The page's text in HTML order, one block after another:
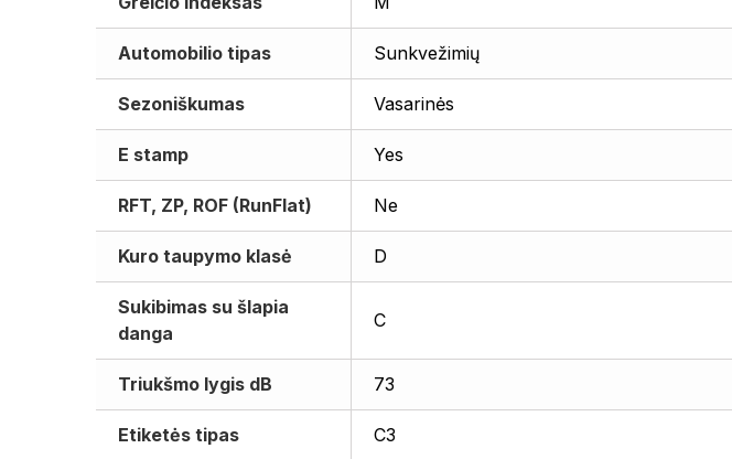
Automobilio tipas Sunkvežimių
Sezoniškumas Vasarinės
E stamp Yes
RFT, ZP, ROF (RunFlat) Ne
Kuro taupymo klasė D
Sukibimas su šlapia
danga
C
Triukšmo lygis dB 73
Etiketės tipas C3